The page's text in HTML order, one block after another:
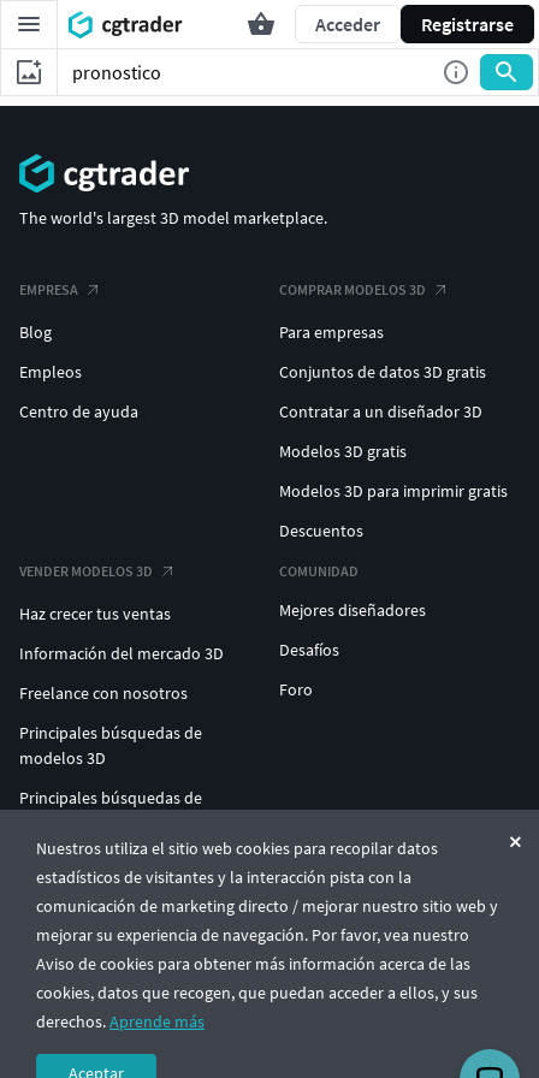
Acceder Registrarse
Nuestros utiliza el sitio web cookies para recopilar datos
estadísticos de visitantes y la interacción pista con la
comunicación de marketing directo / mejorar nuestro sitio web y
mejorar su experiencia de navegación. Por favor, vea nuestro
Aviso de cookies para obtener más información acerca de las
cookies, datos que recogen, que puedan acceder a ellos, y sus
derechos.Aprende más
Aceptar
The world's largest 3D model marketplace.
EMPRESA
Blog
Empleos
Centro de ayuda
COMPRAR MODELOS 3D
Para empresas
Conjuntos de datos 3D gratis
Contratar a un diseñador 3D
Modelos 3D gratis
Modelos 3D para imprimir gratis
Descuentos
VENDER MODELOS 3D
Haz crecer tus ventas
Información del mercado 3D
Freelance con nosotros
Principales búsquedas de
modelos 3D
Principales búsquedas de
COMUNIDAD
Mejores diseñadores
Desafíos
Foro
ENTERPRISE 3D AT SCALE
© CGTrader 2011-2026
UAB CGTrader, Antakalnio st. 17, Vilnius, Lithuania
Términos y condicionesPolítica de privacidad🇪🇸 Español